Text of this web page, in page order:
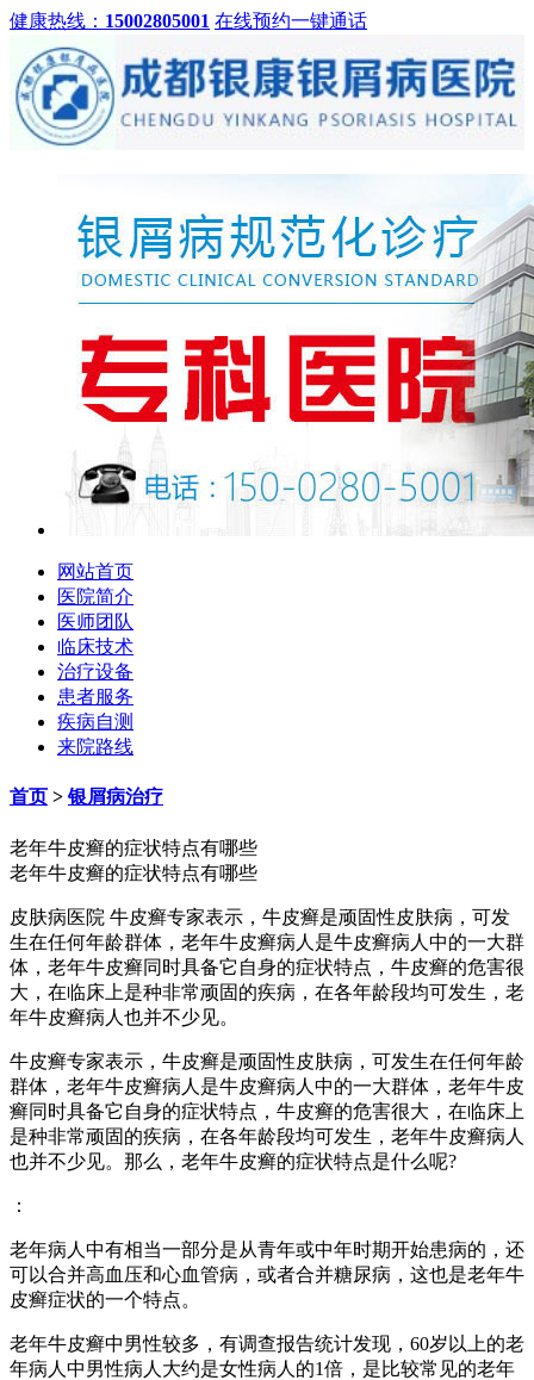
健康热线： 15002805001 在线预约一键通话
网站首页
医院简介
医师团队
临床技术
治疗设备
患者服务
疾病自测
来院路线
首页 >银屑病治疗
老年牛皮癣的症状特点有哪些
老年牛皮癣的症状特点有哪些
皮肤病医院 牛皮癣专家表示，牛皮癣是顽固性皮肤病，可发
生在任何年龄群体，老年牛皮癣病人是牛皮癣病人中的一大群
体，老年牛皮癣同时具备它自身的症状特点，牛皮癣的危害很
大，在临床上是种非常顽固的疾病，在各年龄段均可发生，老
年牛皮癣病人也并不少见。
牛皮癣专家表示，牛皮癣是顽固性皮肤病，可发生在任何年龄
群体，老年牛皮癣病人是牛皮癣病人中的一大群体，老年牛皮
癣同时具备它自身的症状特点，牛皮癣的危害很大，在临床上
是种非常顽固的疾病，在各年龄段均可发生，老年牛皮癣病人
也并不少见。那么，老年牛皮癣的症状特点是什么呢?
：
老年病人中有相当一部分是从青年或中年时期开始患病的，还
可以合并高血压和心血管病，或者合并糖尿病，这也是老年牛
皮癣症状的一个特点。
老年牛皮癣中男性较多，有调查报告统计发现，60岁以上的老
年病人中男性病人大约是女性病人的1倍，是比较常见的老年